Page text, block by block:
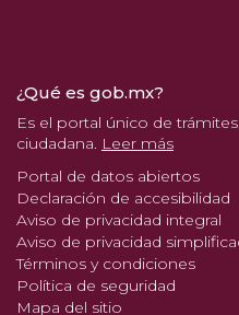
¿Qué es gob.mx?
Es el portal único de
ciudadana. Leer más
Portal de datos abiertos
Declaración de accesibilidad
Aviso de privacidad integral
Aviso de privacidad
Términos y condiciones
Política de seguridad
Mapa del sitio